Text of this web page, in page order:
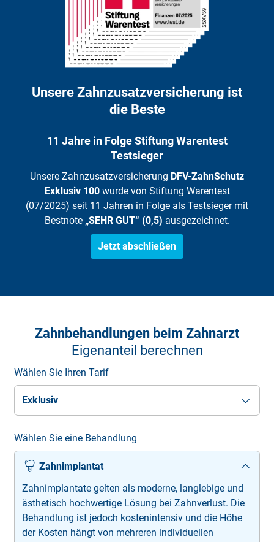
Unsere Zahnzusatzversicherung ist
die Beste
11 Jahre in Folge Stiftung Warentest
Testsieger
Unsere Zahnzusatzversicherung DFV-ZahnSchutz
Exklusiv 100wurde von Stiftung Warentest
(07/2025) seit 11 Jahren in Folge als Testsieger mit
Bestnote „SEHR GUT“ (0,5) ausgezeichnet.
Jetzt abschließen
Zahnbehandlungen beim Zahnarzt
Eigenanteil berechnen
Wählen Sie Ihren Tarif
Exklusiv
Wählen Sie eine Behandlung
Zahnimplantat
Zahn­implantate gelten als moderne, lang­lebige und
ästhetisch hoch­wertige Lösung bei Zahn­verlust. Die
Be­handlung ist jedoch kosten­intensiv und die Höhe
der Kosten hängt von mehreren indivi­duellen